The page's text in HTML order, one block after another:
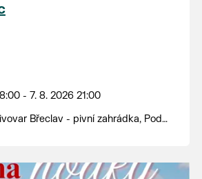
- 7. 8. 2026 21:00
Břeclav - pivní zahrádka, Pod